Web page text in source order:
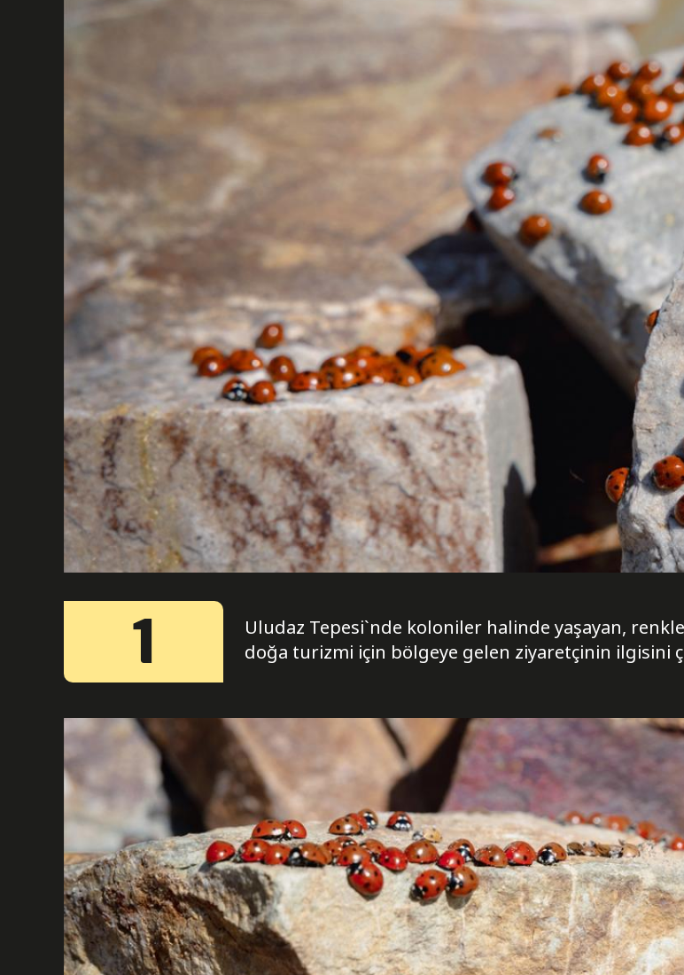
1
Uludaz Tepesi`nde koloniler halinde yaşayan,
doğa turizmi için bölgeye gelen ziyaretçinin ilgisini